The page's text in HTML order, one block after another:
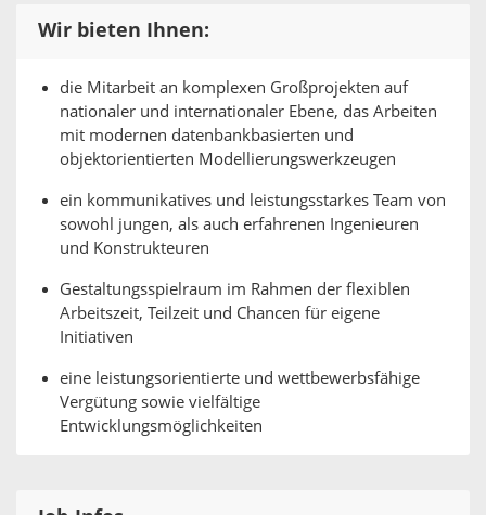
Wir bieten Ihnen:
die Mitarbeit an komplexen Großprojekten auf
nationaler und internationaler Ebene, das Arbeiten
mit modernen datenbankbasierten und
objektorientierten Modellierungswerkzeugen
ein kommunikatives und leistungsstarkes Team von
sowohl jungen, als auch erfahrenen Ingenieuren
und Konstrukteuren
Gestaltungsspielraum im Rahmen der flexiblen
Arbeitszeit, Teilzeit und Chancen für eigene
Initiativen
eine leistungsorientierte und wettbewerbsfähige
Vergütung sowie vielfältige
Entwicklungsmöglichkeiten